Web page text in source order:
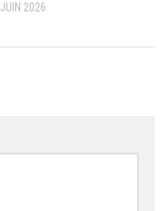
2026